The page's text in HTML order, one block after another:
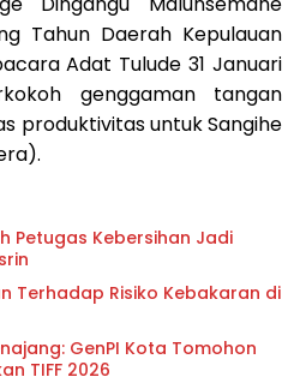
Tahun Daerah Kepulauan
Adat Tulude 31 Januari
genggaman tangan
produktivitas untuk Sangihe
Petugas Kebersihan Jadi
Terhadap Risiko Kebakaran di
​GenPI Kota Tomohon
TIFF 2026